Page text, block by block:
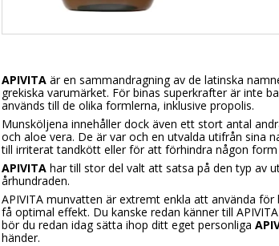
APIVITAär en sammandragning av de latinska
grekiska varumärket. För binas superkrafter är inte
används till de olika formlerna, inklusive propolis.
Munsköljena innehåller dock även ett stort antal
och aloe vera. De är var och en utvalda utifrån sina
till irriterat tandkött eller för att förhindra någon form
APIVITAhar till stor del valt att satsa på den typ av
århundraden.
APIVITA munvatten är extremt enkla att använda
få optimal effekt. Du kanske redan känner till
bör du redan idag sätta ihop ditt eget personliga
händer.